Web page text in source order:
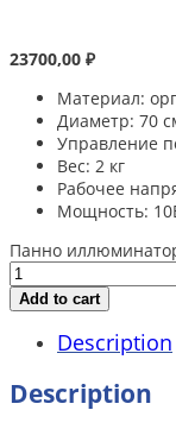
23700,00 ₽
Материал:
Диаметр: 70
Управление
Вес: 2 кг
Рабочее
Мощность:
Панно
Add to cart
Description
Description